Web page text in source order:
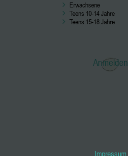
Erwachsene
Teens 10-14 Jahre
Teens 15-18 Jahre
Anmelden
Impressum